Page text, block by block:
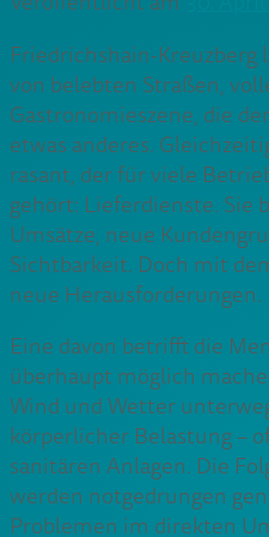
Friedrichshain-Kreuzberg
von belebten Straßen,
Gastronomieszene, die
etwas anderes.
rasant, der für viele
gehört: Lieferdienste. Sie
Umsätze, neue
Sichtbarkeit. Doch mit
neue Herausforderungen.
Eine davon betrifft die
überhaupt möglich
Wind und Wetter
körperlicher Belastung –
sanitären Anlagen. Die
werden notgedrungen
Problemen im direkten